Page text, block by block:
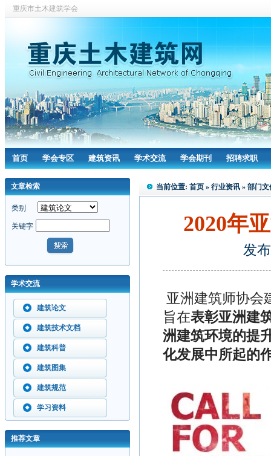
重庆市土木建筑学会
首页 学会专区 建筑资讯 学术交流 学会期刊 招聘求职
文章检索
类别
关键字
学术交流
建筑论文
建筑技术文档
建筑科普
建筑图集
建筑规范
学习资料
推荐文章
当前位置: 首页 » 行业资讯 » 部门文
2020年
发
亚洲建筑师协会
旨在表彰亚洲建
洲建筑环境的提
化发展中所起的